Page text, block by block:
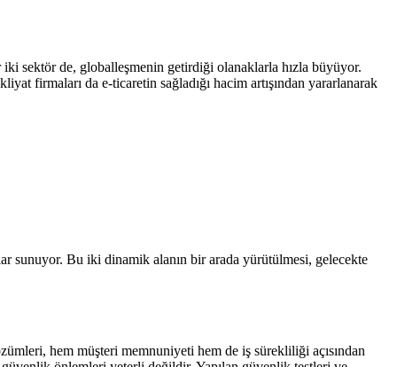
sektör de, globalleşmenin getirdiği olanaklarla hızla büyüyor.
firmaları da e-ticaretin sağladığı hacim artışından yararlanarak
sunuyor. Bu iki dinamik alanın bir arada yürütülmesi, gelecekte
hem müşteri memnuniyeti hem de iş sürekliliği açısından